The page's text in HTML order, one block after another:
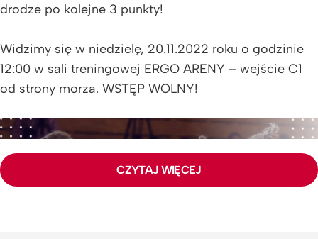
drodze po kolejne 3 punkty!
Widzimy się w niedzielę, 20.11.2022 roku o godzinie
12:00 w sali treningowej ERGO ARENY – wejście C1
od strony morza. WSTĘP WOLNY!
CZYTAJ WIĘCEJ